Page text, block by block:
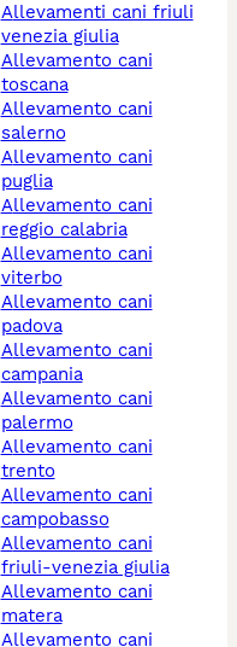
allevamenti cani friuli
venezia giulia
allevamento cani
toscana
allevamento cani
salerno
allevamento cani
puglia
allevamento cani
reggio calabria
allevamento cani
viterbo
allevamento cani
padova
allevamento cani
campania
allevamento cani
palermo
allevamento cani
trento
allevamento cani
campobasso
allevamento cani
friuli-venezia giulia
allevamento cani
matera
allevamento cani